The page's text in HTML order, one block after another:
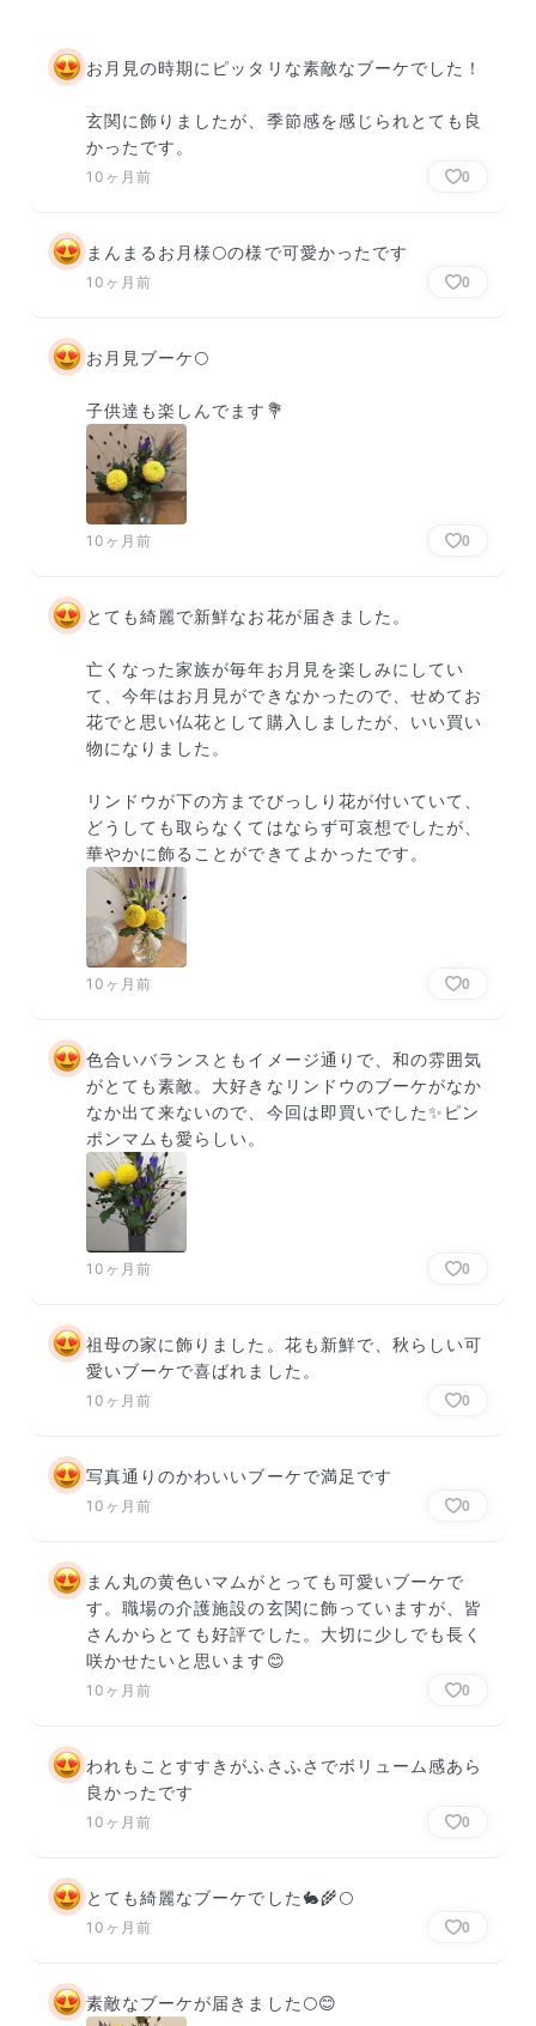
お月見の時期にピッタリな素敵なブーケでした！
玄関に飾りましたが、季節感を感じられとても良
かったです。
10ヶ月前 0
まんまるお月様🌕の様で可愛かったです
10ヶ月前 0
お月見ブーケ🌕
子供達も楽しんでます💐
10ヶ月前 0
とても綺麗で新鮮なお花が届きました。
亡くなった家族が毎年お月見を楽しみにしてい
て、今年はお月見ができなかったので、せめてお
花でと思い仏花として購入しましたが、いい買い
物になりました。
リンドウが下の方までびっしり花が付いていて、
どうしても取らなくてはならず可哀想でしたが、
華やかに飾ることができてよかったです。
10ヶ月前 0
色合いバランスともイメージ通りで、和の雰囲気
がとても素敵。大好きなリンドウのブーケがなか
なか出て来ないので、今回は即買いでした✨ピン
ポンマムも愛らしい。
10ヶ月前 0
祖母の家に飾りました。花も新鮮で、秋らしい可
愛いブーケで喜ばれました。
10ヶ月前 0
写真通りのかわいいブーケで満足です
10ヶ月前 0
まん丸の黄色いマムがとっても可愛いブーケで
す。職場の介護施設の玄関に飾っていますが、皆
さんからとても好評でした。大切に少しでも長く
咲かせたいと思います😊
10ヶ月前 0
われもことすすきがふさふさでボリューム感あら
良かったです
10ヶ月前 0
とても綺麗なブーケでした🐇🌾🌕
10ヶ月前 0
素敵なブーケが届きました🌕😊